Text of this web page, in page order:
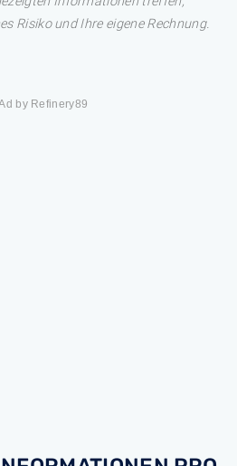
Risiko und Ihre eigene Rechnung.
by Refinery89